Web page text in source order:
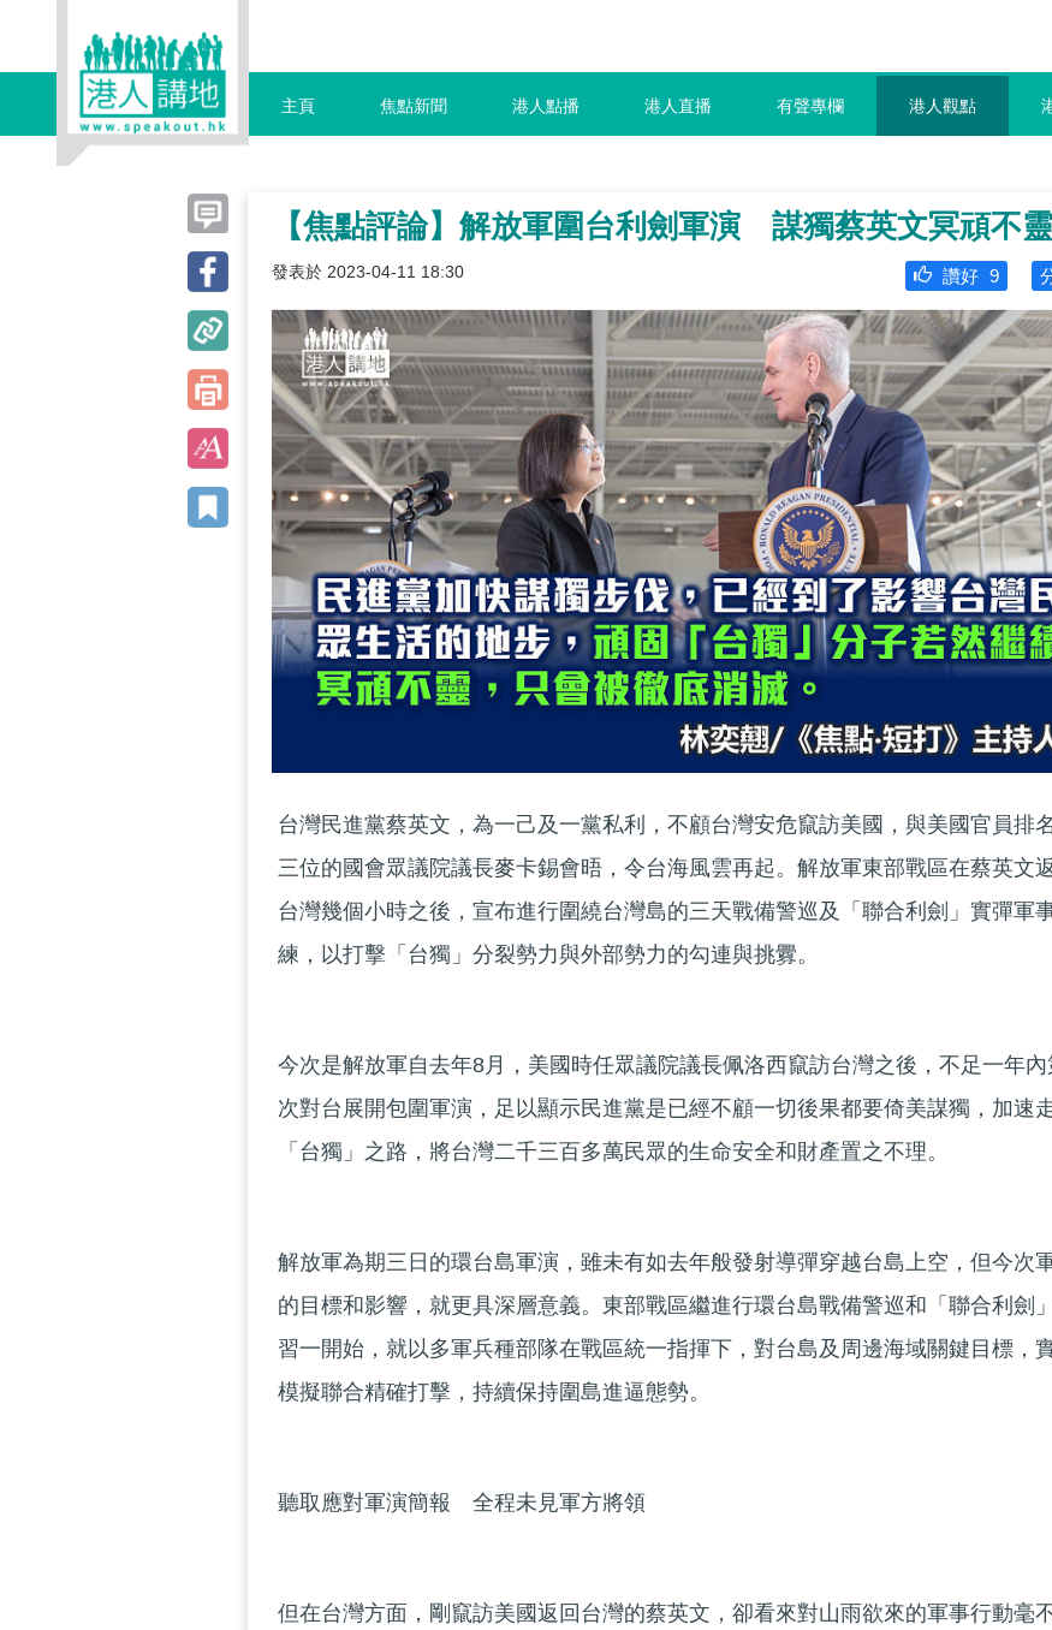
主頁 焦點新聞 港人點播 港人直播 有聲專欄 港人觀點
【焦點評論】解放軍圍台利劍軍演 謀獨蔡英文冥頑不靈
發表於 2023-04-11 18:30 讚好 9
台灣民進黨蔡英文，為一己及一黨私利，不顧台灣安危竄訪美國，與美國官員排
三位的國會眾議院議長麥卡錫會晤，令台海風雲再起。解放軍東部戰區在蔡英文
台灣幾個小時之後，宣布進行圍繞台灣島的三天戰備警巡及「聯合利劍」實彈軍
練，以打擊「台獨」分裂勢力與外部勢力的勾連與挑釁。
今次是解放軍自去年8月，美國時任眾議院議長佩洛西竄訪台灣之後，不足一年內
次對台展開包圍軍演，足以顯示民進黨是已經不顧一切後果都要倚美謀獨，加速
「台獨」之路，將台灣二千三百多萬民眾的生命安全和財產置之不理。
解放軍為期三日的環台島軍演，雖未有如去年般發射導彈穿越台島上空，但今次
的目標和影響，就更具深層意義。東部戰區繼進行環台島戰備警巡和「聯合利劍
習一開始，就以多軍兵種部隊在戰區統一指揮下，對台島及周邊海域關鍵目標，
模擬聯合精確打擊，持續保持圍島進逼態勢。
聽取應對軍演簡報 全程未見軍方將領
但在台灣方面，剛竄訪美國返回台灣的蔡英文，卻看來對山雨欲來的軍事行動毫